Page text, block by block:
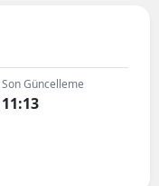
Son Güncelleme
11:13